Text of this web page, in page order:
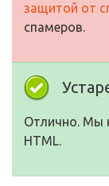
защитой от
спамеров.
Отлично. Мы
HTML.